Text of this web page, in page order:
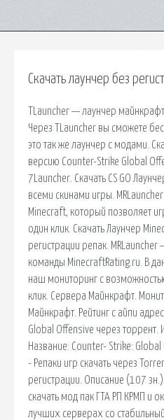
Скачать лаунчер без
TLauncher — лаунчер
Через TLauncher вы сможете
это так же лаунчер с модами.
версию Counter-Strike Global
7Launcher. Скачать CS GO
всеми скинами игры.
Minecraft, который позволяет
один клик. Скачать Лаунчер
регистрации репак.
команды MinecraftRating.ru. В
наш мониторинг с
клик. Сервера Майнкрафт.
Майнкрафт. Рейтинг с айпи
Global Offensive через
Название: Counter- Strike:
- Репаки игр скачать через
регистрации. Описание (107
скачать мод пак ГТА РП КРМП и
лучших серверах со